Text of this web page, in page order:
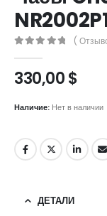
(
330,00$
Наличие: Нет в наличии
ДЕТАЛИ